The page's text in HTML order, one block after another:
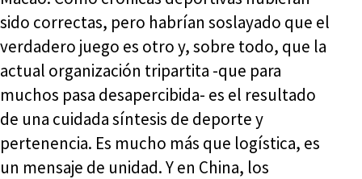
sido correctas, pero habrían soslayado que el
verdadero juego es otro y, sobre todo, que la
actual organización tripartita -que para
muchos pasa desapercibida- es el resultado
de una cuidada síntesis de deporte y
pertenencia. Es mucho más que logística, es
un mensaje de unidad. Y en China, los